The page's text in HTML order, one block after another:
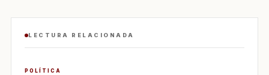
LECTURA RELACIONADA
POLÍTICA